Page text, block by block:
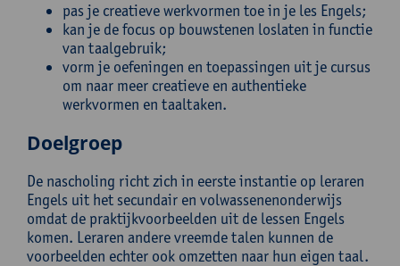
pas je creatieve werkvormen toe in je les Engels;
kan je de focus op bouwstenen loslaten in functie
van taalgebruik;
vorm je oefeningen en toepassingen uit je cursus
om naar meer creatieve en authentieke
werkvormen en taaltaken.
Doelgroep
De nascholing richt zich in eerste instantie op leraren
Engels uit het secundair en volwassenenonderwijs
omdat de praktijkvoorbeelden uit de lessen Engels
komen. Leraren andere vreemde talen kunnen de
voorbeelden echter ook omzetten naar hun eigen taal.